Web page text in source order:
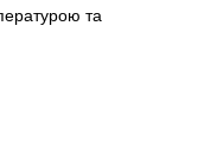
та